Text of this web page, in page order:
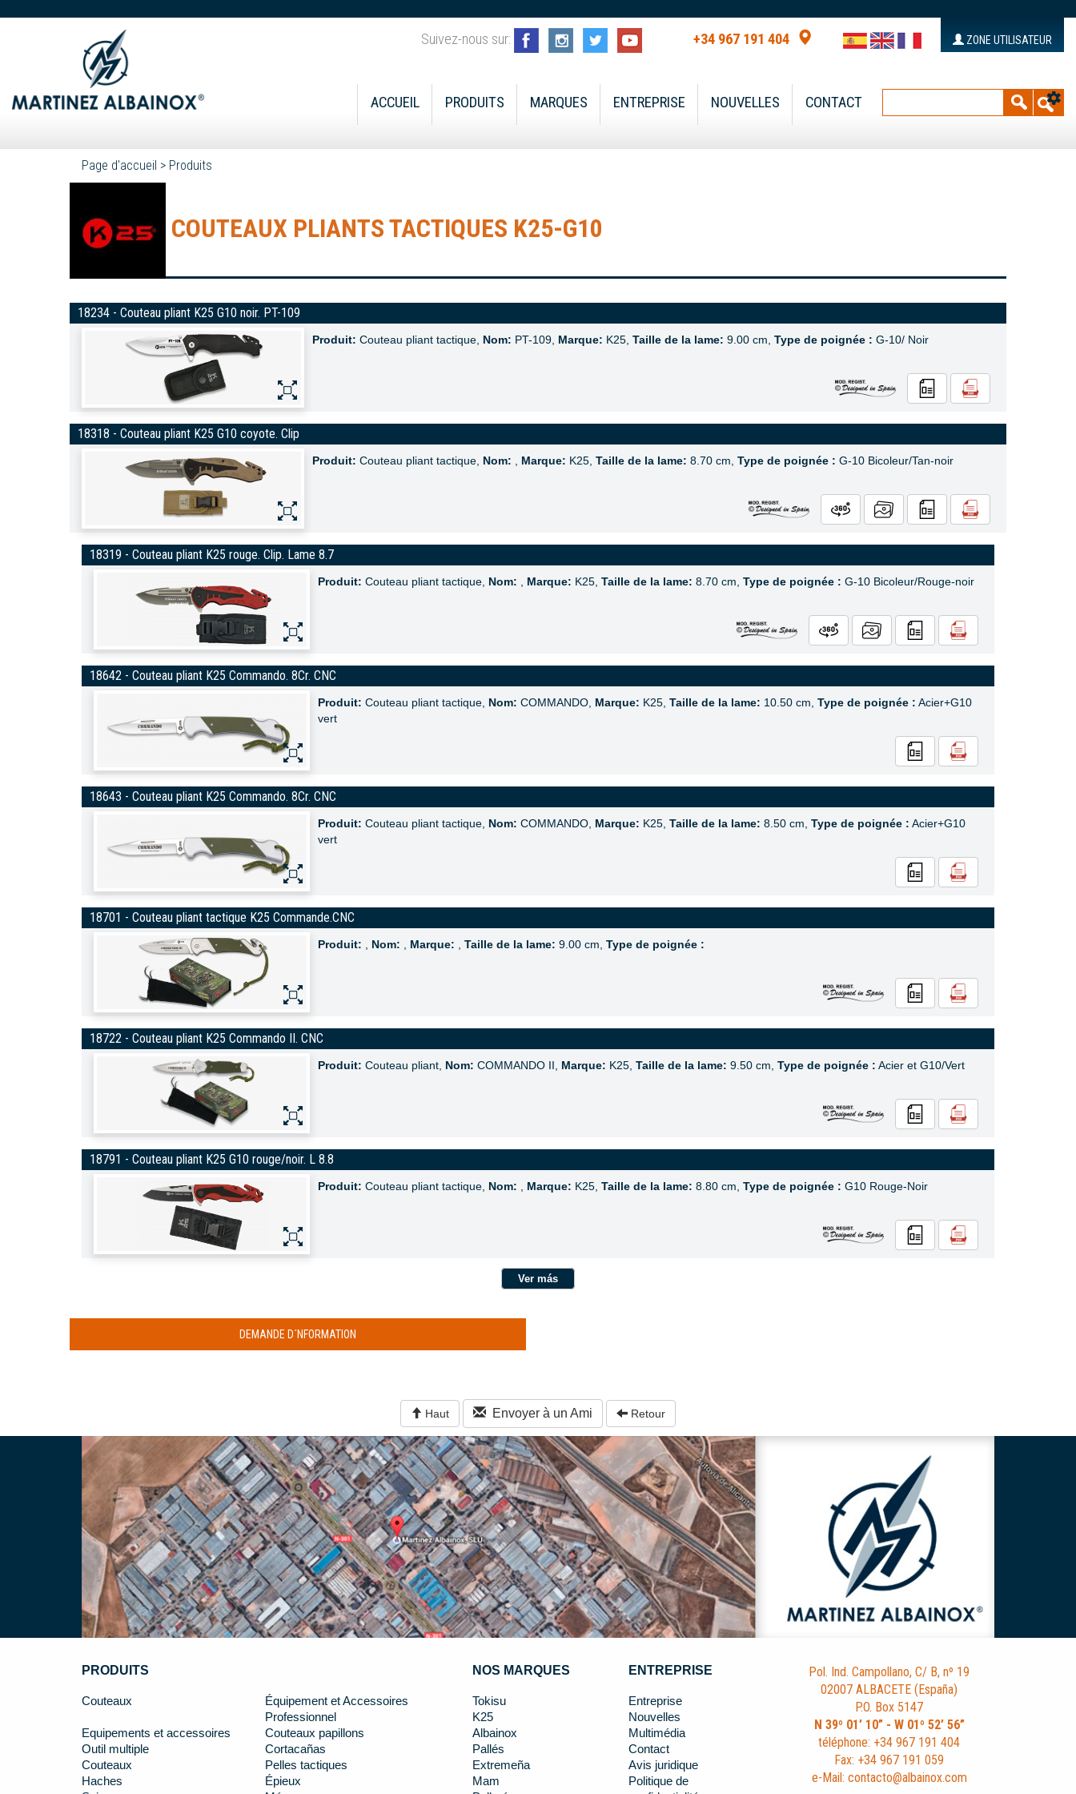
Suivez-nous sur: +34 967 191 404 ZONE UTILISATEUR
ACCUEIL PRODUITS MARQUES ENTREPRISE NOUVELLES CONTACT
Page d'accueil > Produits
COUTEAUX PLIANTS TACTIQUES K25-G10
18234 - Couteau pliant K25 G10 noir. PT-109
Produit: Couteau pliant tactique, Nom: PT-109, Marque: K25, Taille de la lame: 9.00 cm, Type de poignée : G-10/ Noir
18318 - Couteau pliant K25 G10 coyote. Clip
Produit: Couteau pliant tactique, Nom: Marque: K25, Taille de la lame: 8.70 cm, Type de poignée : G-10 Bicoleur/Tan-noir
18319 - Couteau pliant K25 rouge. Clip. Lame 8.7
Produit: Couteau pliant tactique, Nom: Marque: K25, Taille de la lame: 8.70 cm, Type de poignée : G-10 Bicoleur/Rouge-noir
18642 - Couteau pliant K25 Commando. 8Cr. CNC
Produit: Couteau pliant tactique, Nom: COMMANDO, Marque: K25, Taille de la lame: 10.50 cm, Type de poignée : Acier+G10
vert
18643 - Couteau pliant K25 Commando. 8Cr. CNC
Produit: Couteau pliant tactique, Nom: COMMANDO, Marque: K25, Taille de la lame: 8.50 cm, Type de poignée : Acier+G10
vert
18701 - Couteau pliant tactique K25 Commande.CNC
Produit: Nom: Marque: Taille de la lame: 9.00 cm, Type de poignée :
18722 - Couteau pliant K25 Commando II. CNC
Produit: Couteau pliant, Nom: COMMANDO II, Marque: K25, Taille de la lame: 9.50 cm, Type de poignée : Acier et G10/Vert
18791 - Couteau pliant K25 G10 rouge/noir. L 8.8
Produit: Couteau pliant tactique, Nom: Marque: K25, Taille de la lame: 8.80 cm, Type de poignée : G10 Rouge-Noir
Ver más
DEMANDE D´NFORMATION
Haut Envoyer à un Ami Retour
PRODUITS
Couteaux
Équipement et Accessoires
Professionnel
Equipements et accessoires
Couteaux papillons
Outil multiple
Cortacañas
Couteaux
Pelles tactiques
Haches
Épieux
NOS MARQUES
Tokisu
K25
Albainox
Pallés
Extremeña
Mam
ENTREPRISE
Entreprise
Nouvelles
Multimédia
Contact
Avis juridique
Politique de
Pol. Ind. Campollano, C/ B, nº 19
02007 ALBACETE (España)
P.O. Box 5147
N 39º 01’ 10” - W 01º 52’ 56”
téléphone: +34 967 191 404
Fax: +34 967 191 059
e-Mail: contacto@albainox.com